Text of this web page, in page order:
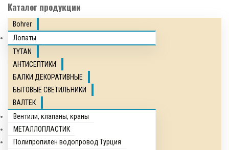
Каталог продукции
Bohrer
Лопаты
TYTAN
АНТИСЕПТИКИ
БАЛКИ ДЕКОРАТИВНЫЕ
БЫТОВЫЕ СВЕТИЛЬНИКИ
ВАЛТЕК
Вентили, клапаны, краны
МЕТАЛЛОПЛАСТИК
Полипропилен водопровод Турция